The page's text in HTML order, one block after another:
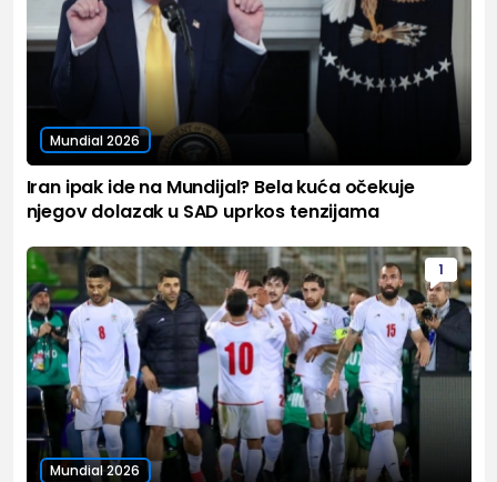
Mundial 2026
Iran ipak ide na Mundijal? Bela kuća očekuje
njegov dolazak u SAD uprkos tenzijama
1
Mundial 2026